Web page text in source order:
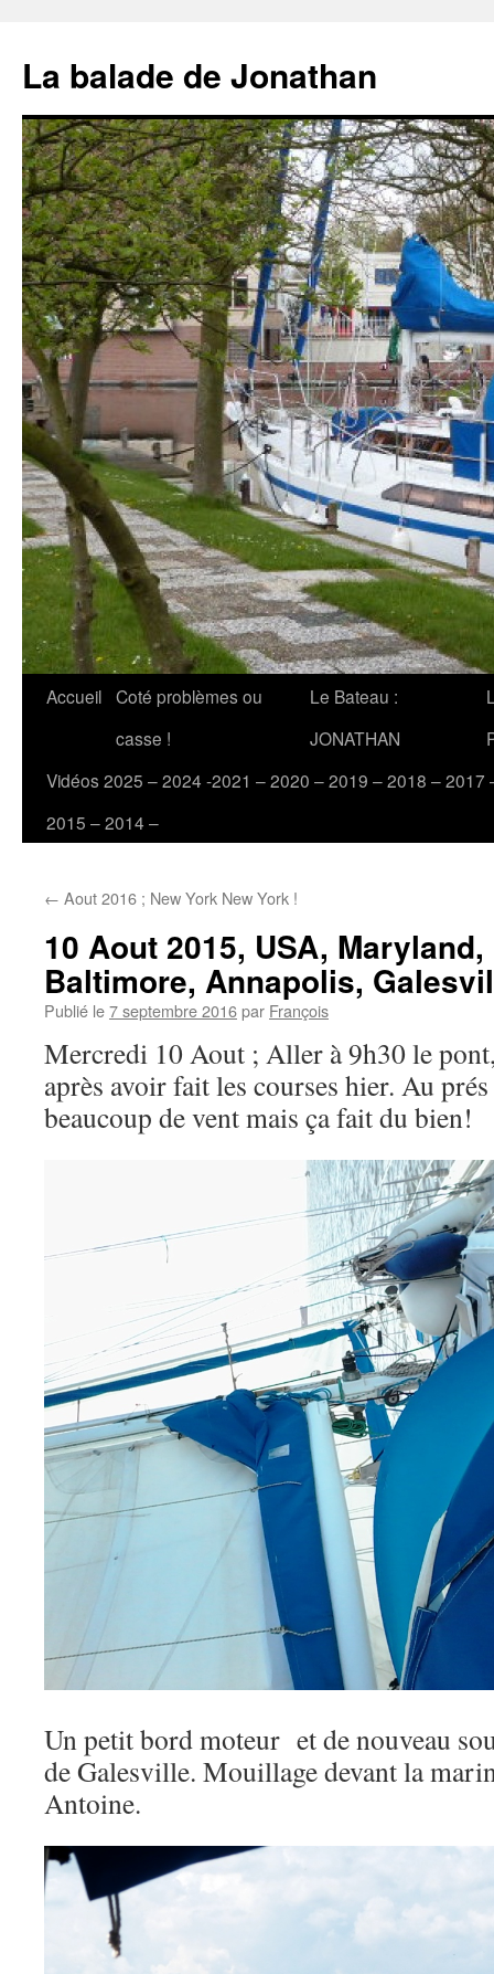
contenu
La balade de Jonathan
Accueil Coté problèmes ou
casse !
Le Bateau :
JONATHAN
Vidéos 2025 – 2024 -2021 – 2020 – 2019 – 2018 – 2017
2015 – 2014 –
← Aout 2016 ; New York New York !
10 Aout 2015, USA,
Baltimore, Annapolis,
Publié le7 septembre 2016par François
Mercredi 10 Aout ; Aller à 9h30 le
après avoir fait les courses hier. Au
beaucoup de vent mais ça fait du bien!
Un petit bord moteur et de nouveau
de Galesville. Mouillage devant la
Antoine.